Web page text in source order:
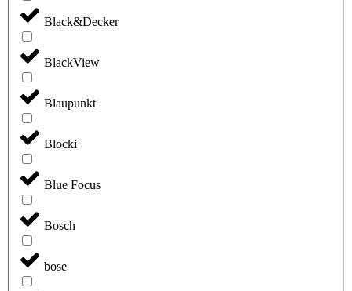
Black&Decker
BlackView
Blaupunkt
Blocki
Blue Focus
Bosch
bose